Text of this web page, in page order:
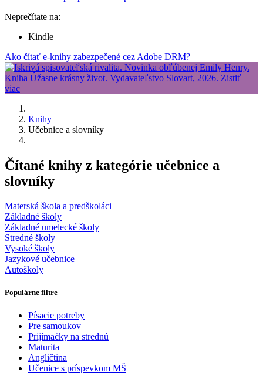
Neprečítate na:
Kindle
Ako čítať e-knihy zabezpečené cez Adobe DRM?
Knihy
Učebnice a slovníky
Čítané knihy z kategórie učebnice a
slovníky
Materská škola a predškoláci
Základné školy
Základné umelecké školy
Stredné školy
Vysoké školy
Jazykové učebnice
Autoškoly
Populárne filtre
Písacie potreby
Pre samoukov
Prijímačky na strednú
Maturita
Angličtina
Učenice s príspevkom MŠ